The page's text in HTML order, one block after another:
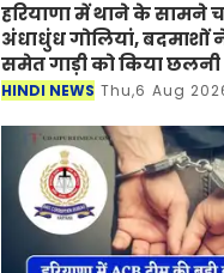
हरियाणा में थाने के सामने
अंधाधुंध गोलियां, बदमाशों
समेत गाड़ी को किया छलनी
HINDI NEWS Thu,6 Aug